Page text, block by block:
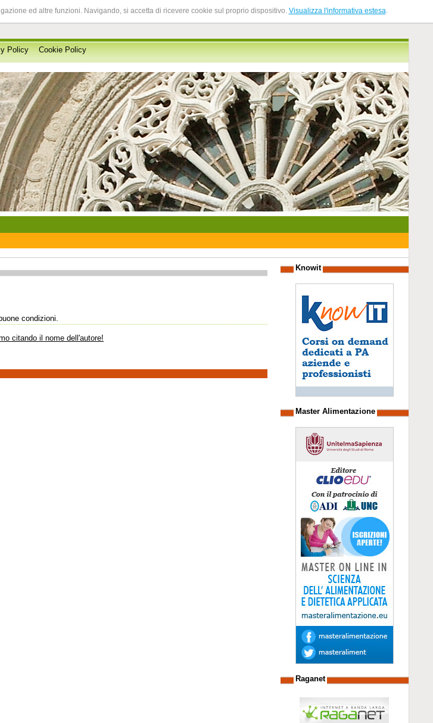
ed altre funzioni. Navigando, si accetta di ricevere cookie sul proprio dispositivo. Visualizza l'informativa estesa.
Policy Cookie Policy
condizioni.
citando il nome dell'autore!
Knowit
Master Alimentazione
Raganet